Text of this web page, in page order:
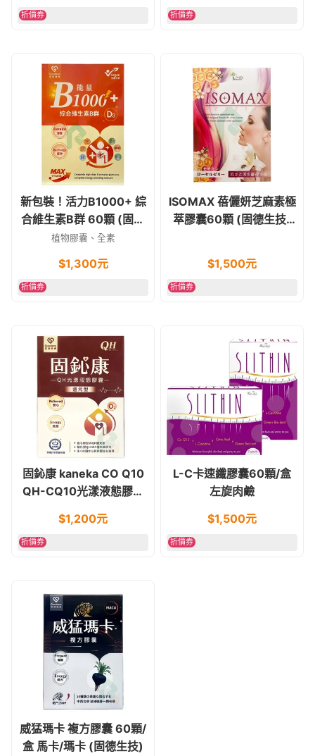
折價券 折價券
新包裝！活力B1000+ 綜
合維生素B群 60顆 (固德
生技) 維他命B群 素食可
植物膠囊、全素
$1,300元
折價券
ISOMAX 蓓儷妍芝麻素極
萃膠囊60顆 (固德生技)
$1,500元
折價券
固鈊康 kaneka CO Q10
QH-CQ10光漾液態膠囊
$1,200元
折價券
L-C卡速纖膠囊60顆/盒
左旋肉鹼
$1,500元
折價券
威猛瑪卡 複方膠囊 60顆/
盒 馬卡/瑪卡 (固德生技)